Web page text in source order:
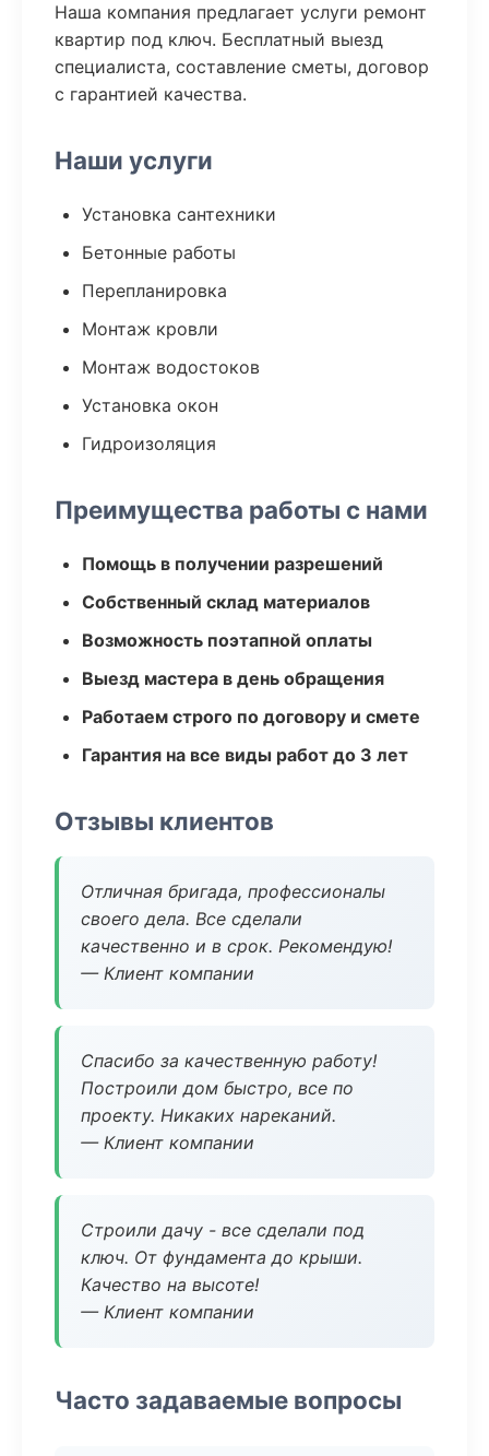
Наша компания предлагает услуги ремонт
квартир под ключ. Бесплатный выезд
специалиста, составление сметы, договор
с гарантией качества.
Наши услуги
Установка сантехники
Бетонные работы
Перепланировка
Монтаж кровли
Монтаж водостоков
Установка окон
Гидроизоляция
Преимущества работы с нами
Помощь в получении разрешений
Собственный склад материалов
Возможность поэтапной оплаты
Выезд мастера в день обращения
Работаем строго по договору и смете
Гарантия на все виды работ до 3 лет
Отзывы клиентов
Отличная бригада, профессионалы
своего дела. Все сделали
качественно и в срок. Рекомендую!
— Клиент компании
Спасибо за качественную работу!
Построили дом быстро, все по
проекту. Никаких нареканий.
— Клиент компании
Строили дачу - все сделали под
ключ. От фундамента до крыши.
Качество на высоте!
— Клиент компании
Часто задаваемые вопросы